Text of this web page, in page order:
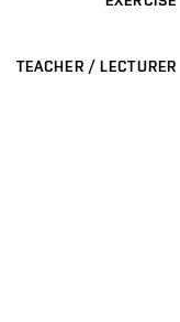
TEACHER / LECTURER